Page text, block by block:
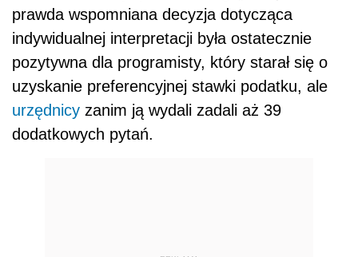
prawda wspomniana decyzja dotycząca
indywidualnej interpretacji była ostatecznie
pozytywna dla programisty, który starał się o
uzyskanie preferencyjnej stawki podatku, ale
urzędnicy zanim ją wydali zadali aż 39
dodatkowych pytań.